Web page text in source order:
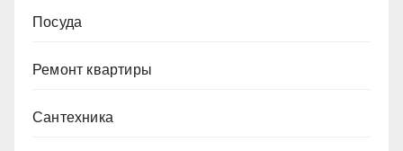
Посуда
Ремонт квартиры
Сантехника